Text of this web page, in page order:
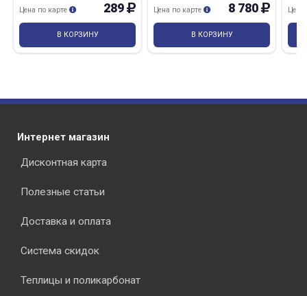
289
Цена по карте
В КОРЗИНУ
8 780
Цена по карте
В КОРЗИНУ
Цена
Интернет магазин
Дисконтная карта
Полезные статьи
Доставка и оплата
Система скидок
Теплицы и поликарбонат